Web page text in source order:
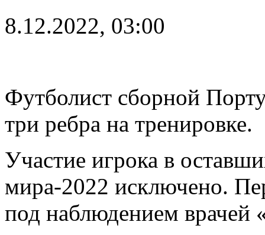
8.12.2022, 03:00
Футболист сборной
три ребра на тренировке.
Участие игрока в
мира-2022 исключено.
под наблюдением